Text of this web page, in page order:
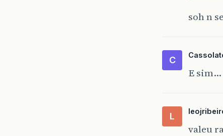
soh n
C
E sim…
L
valeu